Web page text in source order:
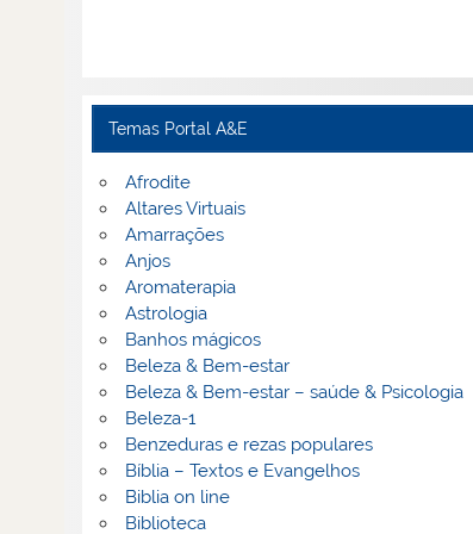
Temas Portal A&E
Afrodite
Altares Virtuais
Amarrações
Anjos
Aromaterapia
Astrologia
Banhos mágicos
Beleza & Bem-estar
Beleza & Bem-estar – saúde & Psicologia
Beleza-1
Benzeduras e rezas populares
Bíblia – Textos e Evangelhos
Biblia on line
Biblioteca